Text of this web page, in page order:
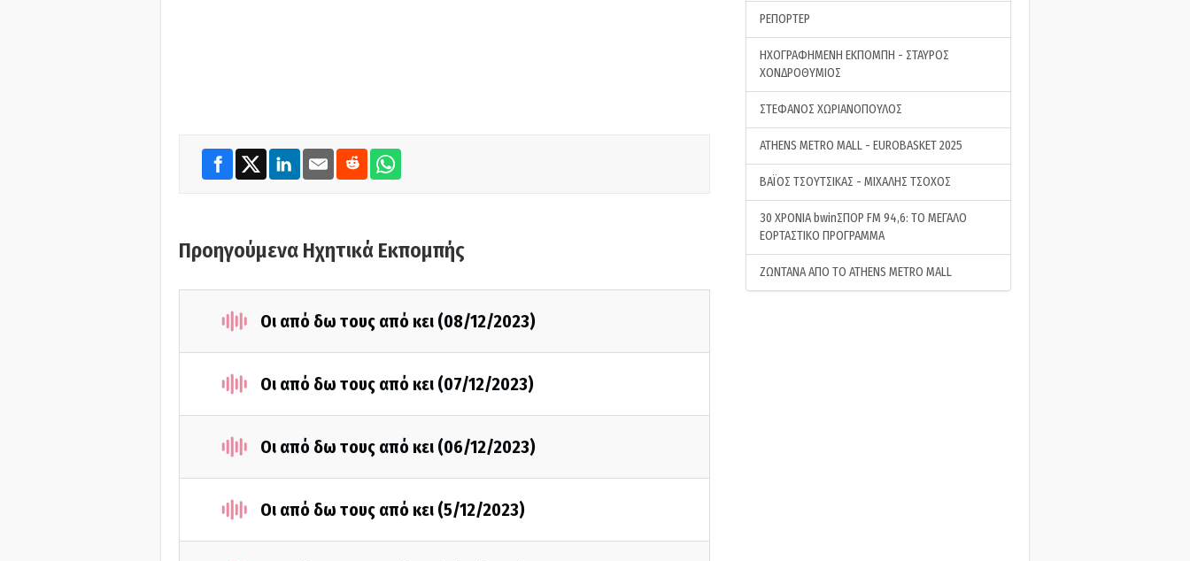
Προηγούμενα Ηχητικά Εκπομπής
Οι από δω τους από κει (08/12/2023)
Οι από δω τους από κει (07/12/2023)
Οι από δω τους από κει (06/12/2023)
Οι από δω τους από κει (5/12/2023)
ΡΕΠΟΡΤΕΡ
ΗΧΟΓΡΑΦΗΜΕΝΗ ΕΚΠΟΜΠΗ - ΣΤΑΥΡΟΣ
ΧΟΝΔΡΟΘΥΜΙΟΣ
ΣΤΕΦΑΝΟΣ ΧΩΡΙΑΝΟΠΟΥΛΟΣ
ATHENS METRO MALL - EUROBASKET 2025
ΒΑΪΟΣ ΤΣΟΥΤΣΙΚΑΣ - ΜΙΧΑΛΗΣ ΤΣΟΧΟΣ
30 ΧΡΟΝΙΑ bwinΣΠΟΡ FM 94,6: ΤΟ ΜΕΓΑΛΟ
ΕΟΡΤΑΣΤΙΚΟ ΠΡΟΓΡΑΜΜΑ
ΖΩΝΤΑΝΑ ΑΠΟ ΤΟ ATHENS METRO MALL